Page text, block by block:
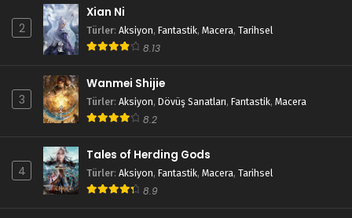
2
Xian Ni
Türler: Aksiyon, Fantastik, Macera, Tarihsel
8.13
3
Wanmei Shijie
Türler: Aksiyon, Dövüş Sanatları, Fantastik, Macera
8.2
4
Tales of Herding Gods
Türler: Aksiyon, Fantastik, Macera, Tarihsel
8.9